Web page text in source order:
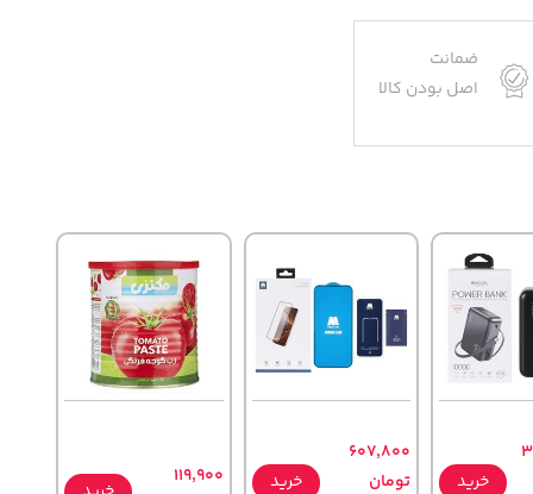
ضمانت
اصل بودن کالا
خرید
607,800
تومان
خرید
119,900